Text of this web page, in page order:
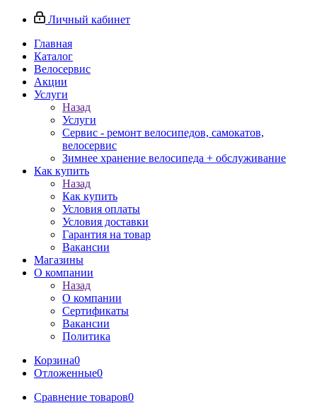
Личный кабинет
Главная
Каталог
Велосервис
Акции
Услуги
Назад
Услуги
Сервис - ремонт велосипедов, самокатов,
велосервис
Зимнее хранение велосипеда + обслуживание
Как купить
Назад
Как купить
Условия оплаты
Условия доставки
Гарантия на товар
Вакансии
Магазины
О компании
Назад
О компании
Сертификаты
Вакансии
Политика
Корзина0
Отложенные0
Сравнение товаров0